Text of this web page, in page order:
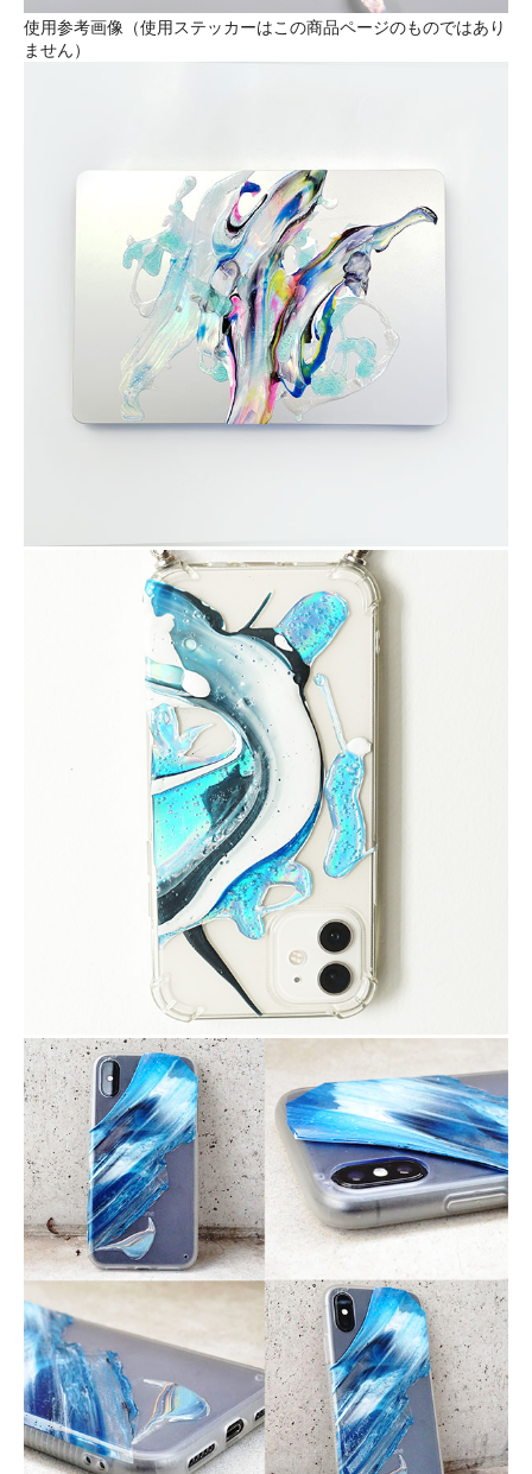
使用参考画像（使用ステッカーはこの商品ページのものではあり
ません）